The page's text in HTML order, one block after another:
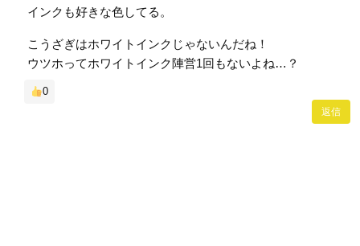
インクも好きな色してる。
こうざぎはホワイトインクじゃないんだね！
ウツホってホワイトインク陣営1回もないよね…？
0
返信